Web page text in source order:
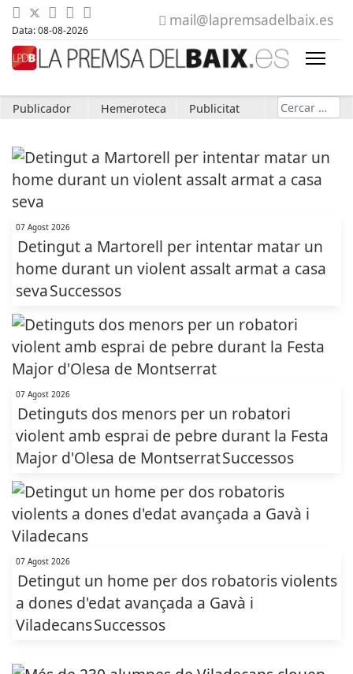
Data: 08-08-2026
mail@lapremsadelbaix.es
Publicador Hemeroteca Publicitat Cerca
07 Agost 2026
Detingut a Martorell per intentar matar un
home durant un violent assalt armat a casa
sevaSuccessos
07 Agost 2026
Detinguts dos menors per un robatori
violent amb esprai de pebre durant la Festa
Major d'Olesa de MontserratSuccessos
07 Agost 2026
Detingut un home per dos robatoris violents
a dones d'edat avançada a Gavà i
ViladecansSuccessos